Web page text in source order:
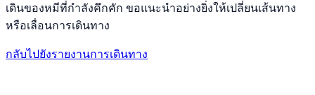
เดินของหมีที่กำลังคึกคัก ขอแนะนำอย่างยิ่งให้เปลี่ยนเส้นทาง
หรือเลื่อนการเดินทาง
กลับไปยังรายงานการเดินทาง